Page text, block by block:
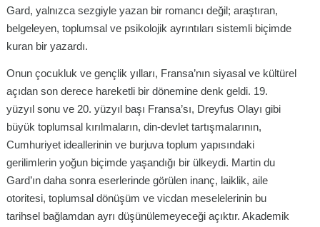
Gard, yalnızca sezgiyle yazan bir romancı değil; araştıran,
belgeleyen, toplumsal ve psikolojik ayrıntıları sistemli biçimde
kuran bir yazardı.
Onun çocukluk ve gençlik yılları, Fransa’nın siyasal ve kültürel
açıdan son derece hareketli bir dönemine denk geldi. 19.
yüzyıl sonu ve 20. yüzyıl başı Fransa’sı, Dreyfus Olayı gibi
büyük toplumsal kırılmaların, din-devlet tartışmalarının,
Cumhuriyet ideallerinin ve burjuva toplum yapısındaki
gerilimlerin yoğun biçimde yaşandığı bir ülkeydi. Martin du
Gard’ın daha sonra eserlerinde görülen inanç, laiklik, aile
otoritesi, toplumsal dönüşüm ve vicdan meselelerinin bu
tarihsel bağlamdan ayrı düşünülemeyeceği açıktır. Akademik